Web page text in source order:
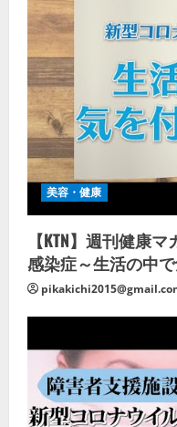
美容・健康
【KTN】週刊健康
感染症～生活の中